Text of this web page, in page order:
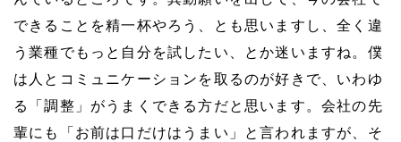
できることを精一杯やろう、とも思いますし、全く違
う業種でもっと自分を試したい、とか迷いますね。 僕
は人とコミュニケーションを取るのが好きで、いわゆ
る「調整」がうまくできる方だと思います。会社の先
輩にも「お前は口だけはうまい」と言われますが、そ